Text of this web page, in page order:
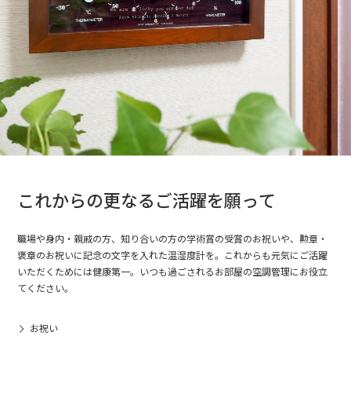
これからの更なるご活躍を願って
職場や身内・親戚の方、知り合いの方の学術賞の受賞のお祝いや、勲章・
褒章のお祝いに記念の文字を入れた温湿度計を。これからも元気にご活躍
いただくためには健康第一。いつも過ごされるお部屋の空調管理にお役立
てください。
お祝い